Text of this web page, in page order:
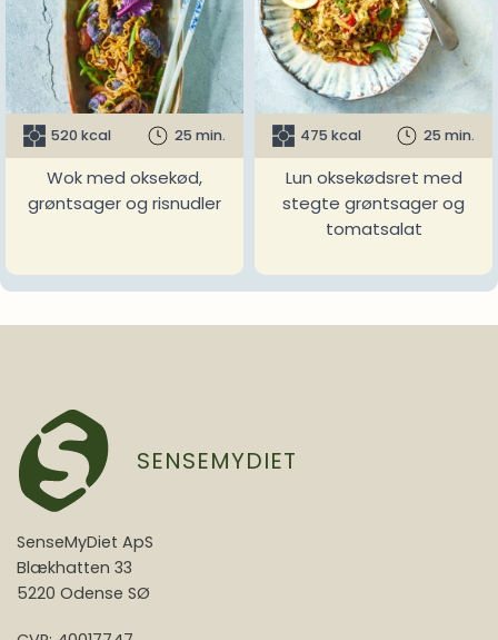
520 kcal 25 min.
Wok med oksekød,
grøntsager og risnudler
475 kcal 25 min.
Lun oksekødsret med
stegte grøntsager og
tomatsalat
SENSEMYDIET
SenseMyDiet ApS
Blækhatten 33
5220 Odense SØ